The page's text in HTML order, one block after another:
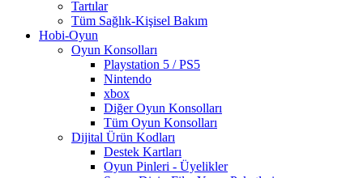
Tartılar
Tüm Sağlık-Kişisel Bakım
Hobi-Oyun
Oyun Konsolları
Playstation 5 / PS5
Nintendo
xbox
Diğer Oyun Konsolları
Tüm Oyun Konsolları
Dijital Ürün Kodları
Destek Kartları
Oyun Pinleri - Üyelikler